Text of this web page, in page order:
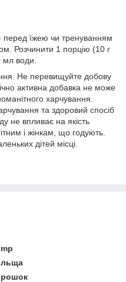
перед їжею чи тренуванням
Розчинити 1 порцію (10 г
води.
Не перевищуйте добову
активна добавка не може
харчування.
та здоровий спосіб
не впливає на якість
і жінкам, що годують.
дітей місці.